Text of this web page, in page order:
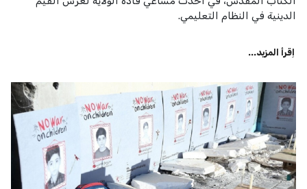
الدينية في النظام التعليمي.
اِقرأ المزيد...